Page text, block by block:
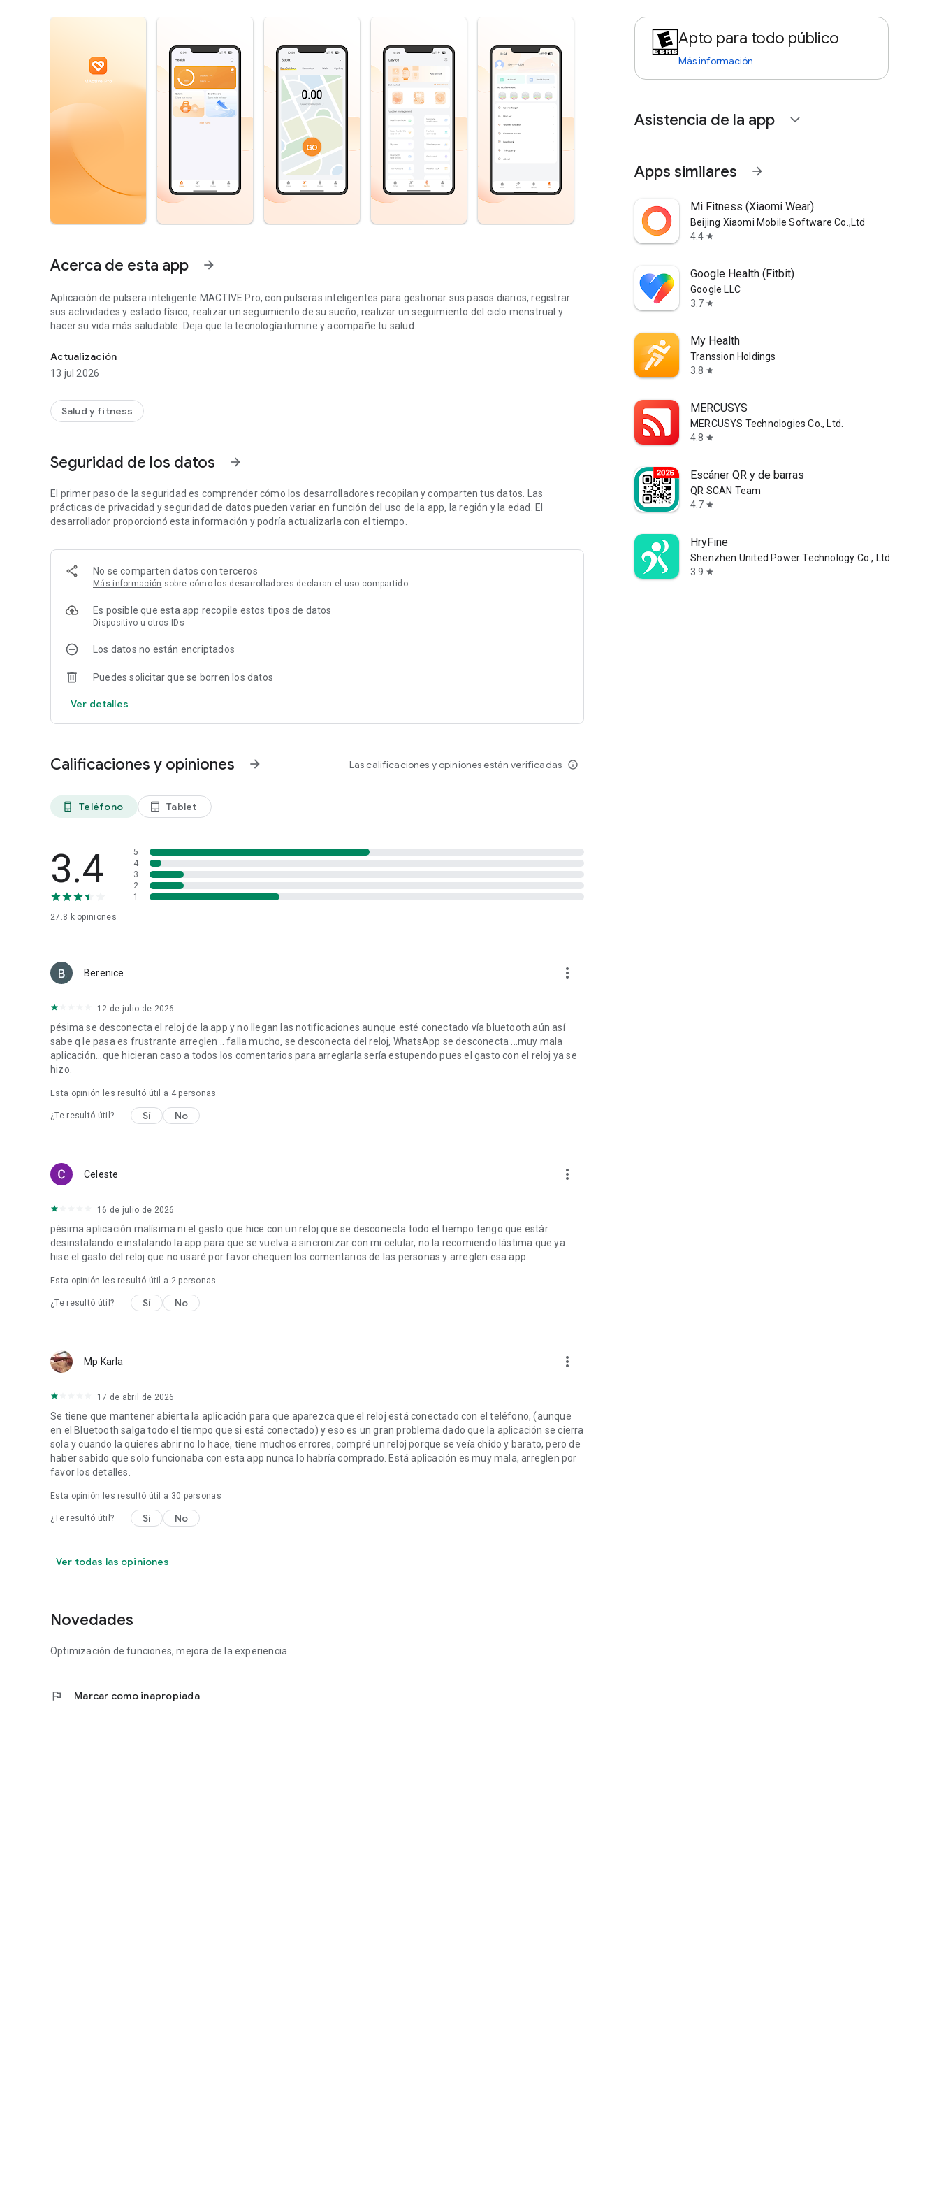
Acerca de esta app arrow_forward
Aplicación de pulsera inteligente MACTIVE Pro, con pulseras inteligentes para gestionar sus pasos diarios, registrar
sus actividades y estado físico, realizar un seguimiento de su sueño, realizar un seguimiento del ciclo menstrual y
hacer su vida más saludable. Deja que la tecnología ilumine y acompañe tu salud.
Actualización
13 jul 2026
Salud y fitness
Seguridad de los datos arrow_forward
El primer paso de la seguridad es comprender cómo los desarrolladores recopilan y comparten tus datos. Las
prácticas de privacidad y seguridad de datos pueden variar en función del uso de la app, la región y la edad. El
desarrollador proporcionó esta información y podría actualizarla con el tiempo.
No se comparten datos con terceros
Más información sobre cómo los desarrolladores declaran el uso compartido
Es posible que esta app recopile estos tipos de datos
Dispositivo u otros IDs
Los datos no están encriptados
Puedes solicitar que se borren los datos
Ver detalles
Calificaciones y opiniones arrow_forward Las calificaciones y opiniones están verificadas info_outline
phone_android Teléfono tablet_android Tablet
3.4
27.8 kopiniones
5
4
3
2
1
Berenice more_vert
12 de julio de 2026
pésima se desconecta el reloj de la app y no llegan las notificaciones aunque esté conectado vía bluetooth aún así
sabe q le pasa es frustrante arreglen .. falla mucho, se desconecta del reloj, WhatsApp se desconecta ...muy mala
aplicación...que hicieran caso a todos los comentarios para arreglarla sería estupendo pues el gasto con el reloj ya se
hizo.
Esta opinión les resultó útil a 4personas
¿Te resultó útil? Sí No
Celeste more_vert
16 de julio de 2026
pésima aplicación malísima ni el gasto que hice con un reloj que se desconecta todo el tiempo tengo que estár
desinstalando e instalando la app para que se vuelva a sincronizar con mi celular, no la recomiendo lástima que ya
hise el gasto del reloj que no usaré por favor chequen los comentarios de las personas y arreglen esa app
Esta opinión les resultó útil a 2personas
¿Te resultó útil? Sí No
Mp Karla more_vert
17 de abril de 2026
Se tiene que mantener abierta la aplicación para que aparezca que el reloj está conectado con el teléfono, (aunque
en el Bluetooth salga todo el tiempo que si está conectado) y eso es un gran problema dado que la aplicación se cierra
sola y cuando la quieres abrir no lo hace, tiene muchos errores, compré un reloj porque se veía chido y barato, pero de
haber sabido que solo funcionaba con esta app nunca lo habría comprado. Está aplicación es muy mala, arreglen por
favor los detalles.
Esta opinión les resultó útil a 30 personas
¿Te resultó útil? Sí No
Ver todas las opiniones
Novedades
Optimización de funciones, mejora de la experiencia
flag Marcar como inapropiada
Apto para todo público
Más información
Asistencia de la app expand_more
Apps similares arrow_forward
Mi Fitness (Xiaomi Wear)
Beijing Xiaomi Mobile Software Co.,Ltd
4.4 star
Google Health (Fitbit)
Google LLC
3.7 star
My Health
Transsion Holdings
3.8 star
MERCUSYS
MERCUSYS Technologies Co., Ltd.
4.8 star
Escáner QR y de barras
QR SCAN Team
4.7 star
HryFine
Shenzhen United Power Technology Co., Ltd.
3.9 star